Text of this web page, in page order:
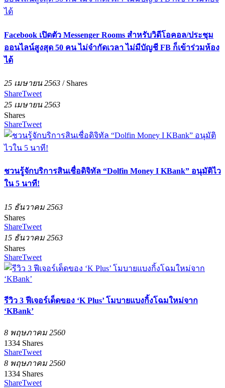
Facebook เปิดตัว Messenger Rooms สำหรับวิดีโอคอล/ประชุม
ออนไลน์สูงสุด 50 คน ไม่จำกัดเวลา ไม่มีบัญชี FB ก็เข้าร่วมห้อง
ได้
25 เมษายน 2563 / Shares
ShareTweet
25 เมษายน 2563
Shares
ShareTweet
ชวนรู้จักบริการสินเชื่อดิจิทัล “Dolfin Money I KBank” อนุมัติไว
ใน 5 นาที!
15 ธันวาคม 2563
Shares
ShareTweet
15 ธันวาคม 2563
Shares
ShareTweet
รีวิว 3 ฟีเจอร์เด็ดของ ‘K Plus’ โมบายแบงกิ้งโฉมใหม่จาก
‘KBank’
8 พฤษภาคม 2560
1334 Shares
ShareTweet
8 พฤษภาคม 2560
1334 Shares
ShareTweet